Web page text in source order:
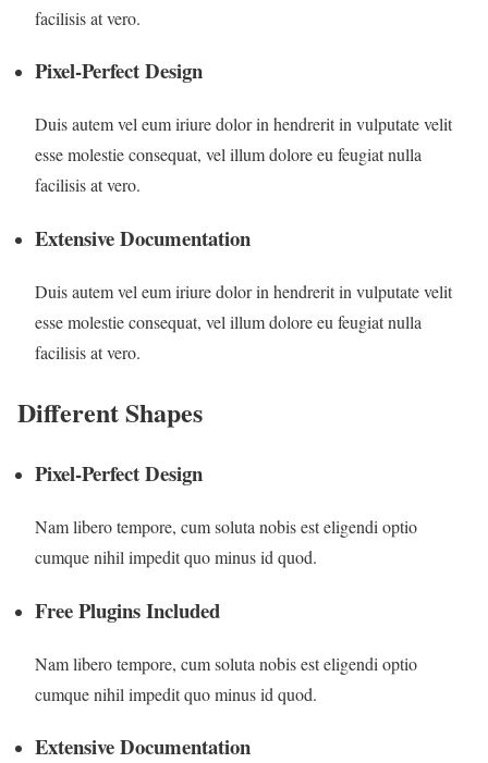
facilisis at vero.
Pixel-Perfect Design
Duis autem vel eum iriure dolor in hendrerit in vulputate velit
esse molestie consequat, vel illum dolore eu feugiat nulla
facilisis at vero.
Extensive Documentation
Duis autem vel eum iriure dolor in hendrerit in vulputate velit
esse molestie consequat, vel illum dolore eu feugiat nulla
facilisis at vero.
Different Shapes
Pixel-Perfect Design
Nam libero tempore, cum soluta nobis est eligendi optio
cumque nihil impedit quo minus id quod.
Free Plugins Included
Nam libero tempore, cum soluta nobis est eligendi optio
cumque nihil impedit quo minus id quod.
Extensive Documentation